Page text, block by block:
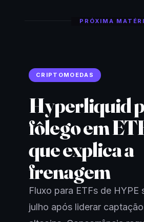
PRÓXIMA
CRIPTOMOEDAS
Hyperliquid
fôlego em
que explica a
frenagem
Fluxo para ETFs de HYPE
julho após liderar